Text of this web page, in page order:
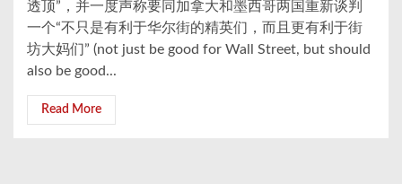
透顶”，并一度声称要同加拿大和墨西哥两国重新谈判
一个“不只是有利于华尔街的精英们，而且更有利于街
坊大妈们” (not just be good for Wall Street, but should
also be good...
Read More